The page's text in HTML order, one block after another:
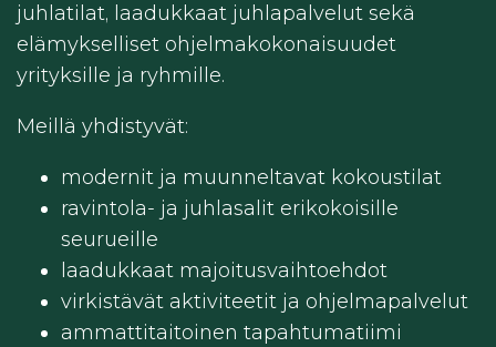
juhlatilat, laadukkaat juhlapalvelut sekä
elämykselliset ohjelmakokonaisuudet
yrityksille ja ryhmille.
Meillä yhdistyvät:
modernit ja muunneltavat kokoustilat
ravintola- ja juhlasalit erikokoisille
seurueille
laadukkaat majoitusvaihtoehdot
virkistävät aktiviteetit ja ohjelmapalvelut
ammattitaitoinen tapahtumatiimi